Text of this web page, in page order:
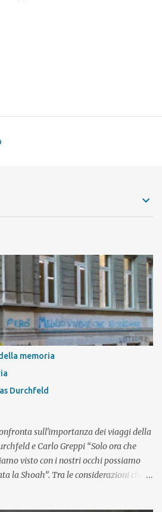
memoria
Durchfeld
sull'importanza dei viaggi della
e Carlo Greppi “Solo ora che
visto con i nostri occhi possiamo
la Shoah”. Tra le considerazioni che i